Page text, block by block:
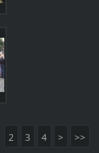
2 3 4 > >>